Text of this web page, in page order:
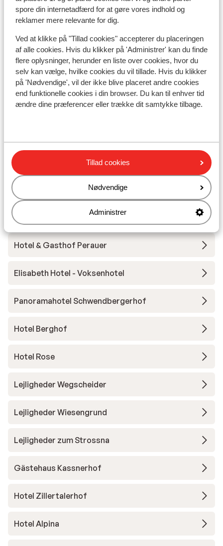
spore din internetadfærd for at gøre vores indhold og
reklamer mere relevante for dig.
Ved at klikke på "Tillad cookies" accepterer du placeringen
af alle cookies. Hvis du klikker på 'Administrer' kan du finde
flere oplysninger, herunder en liste over cookies, hvor du
selv kan vælge, hvilke cookies du vil tillade. Hvis du klikker
på 'Nødvendige', vil der ikke blive placeret andre cookies
end funktionelle cookies i din browser. Du kan til enhver tid
ændre dine præferencer eller trække dit samtykke tilbage.
Tillad cookies
Nødvendige
Administrer
Nærmeste restaurant ca. 500 meter
Liftkort
Undervisning
Andre overnatningssteder i Ski
Zillertal 3000
BRUGGER Aparthotel
Hotel Panorama
Hotel & Gasthof Perauer
Elisabeth Hotel - Voksenhotel
Panoramahotel Schwendbergerhof
Hotel Berghof
Hotel Rose
Lejligheder Wegscheider
Lejligheder Wiesengrund
Lejligheder zum Strossna
Gästehaus Kassnerhof
Hotel Zillertalerhof
Hotel Alpina